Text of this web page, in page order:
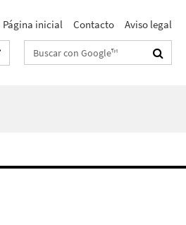
Página inicial Contacto Aviso legal
Suchbegriffe